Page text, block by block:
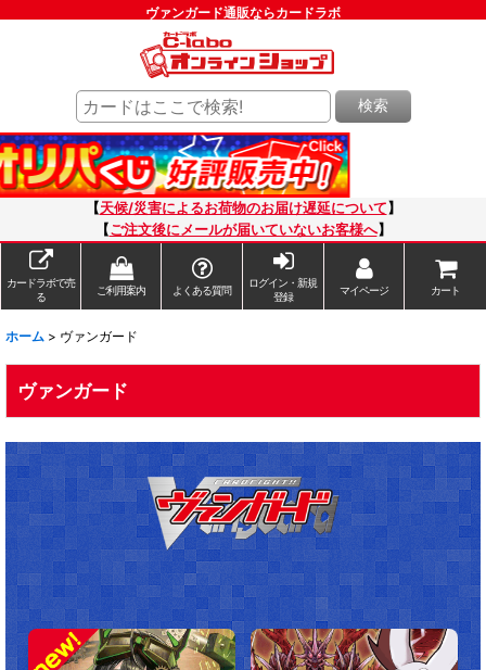
ヴァンガード通販ならカードラボ
検索
【天候/災害によるお荷物のお届け遅延について 】
【ご注文後にメールが届いていないお客様へ】
カードラボで売
る
ご利用案内 よくある質問
ログイン・新規
登録
マイページ カート
ホーム > ヴァンガード
ヴァンガード